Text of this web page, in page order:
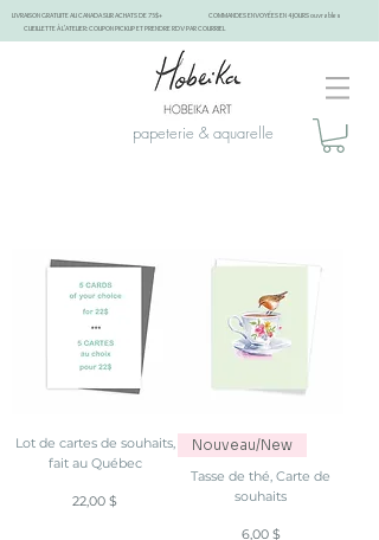
LIVRAISON GRATUITE AU CANADA SUR ACHATS DE 75$+
COMMANDES ENVOYÉES EN 4 JOURS ouvrables
CUEILLETTE À L'ATELIER: COUPON PICKUP ET PRENDRE RDV PAR COURRIEL
papeterie & aquarelle
Lot de cartes de souhaits,
fait au Québec
Prix
22,00 $
Nouveau/New
Tasse de thé, Carte de
souhaits
Prix
6,00 $